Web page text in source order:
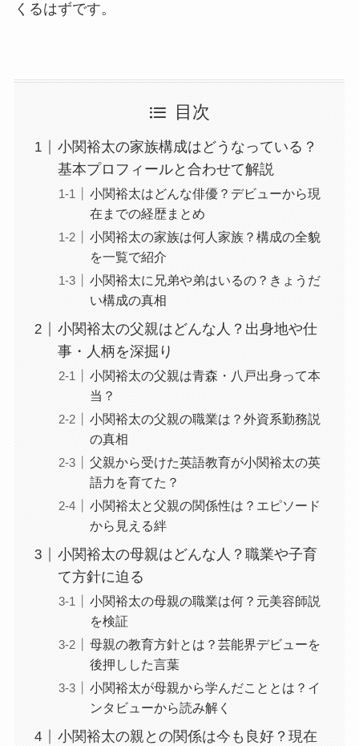
くるはずです。
目次
小関裕太の家族構成はどうなっている？
基本プロフィールと合わせて解説
小関裕太はどんな俳優？デビューから現
在までの経歴まとめ
小関裕太の家族は何人家族？構成の全貌
を一覧で紹介
小関裕太に兄弟や弟はいるの？きょうだ
い構成の真相
小関裕太の父親はどんな人？出身地や仕
事・人柄を深掘り
小関裕太の父親は青森・八戸出身って本
当？
小関裕太の父親の職業は？外資系勤務説
の真相
父親から受けた英語教育が小関裕太の英
語力を育てた？
小関裕太と父親の関係性は？エピソード
から見える絆
小関裕太の母親はどんな人？職業や子育
て方針に迫る
小関裕太の母親の職業は何？元美容師説
を検証
母親の教育方針とは？芸能界デビューを
後押しした言葉
小関裕太が母親から学んだこととは？イ
ンタビューから読み解く
小関裕太の親との関係は今も良好？現在